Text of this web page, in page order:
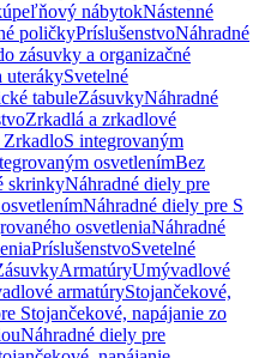
nábytokNástenné
poličkyPríslušenstvoNáhradné
zásuvky a organizačné
uterákySvetelné
tabuleZásuvkyNáhradné
Zrkadlá a zrkadlové
ZrkadloS integrovaným
osvetlenímBez
skrinkyNáhradné diely pre
Náhradné diely pre S
osvetleniaNáhradné
PríslušenstvoSvetelné
ArmatúryUmývadlové
armatúryStojančekové,
Stojančekové, napájanie zo
Náhradné diely pre